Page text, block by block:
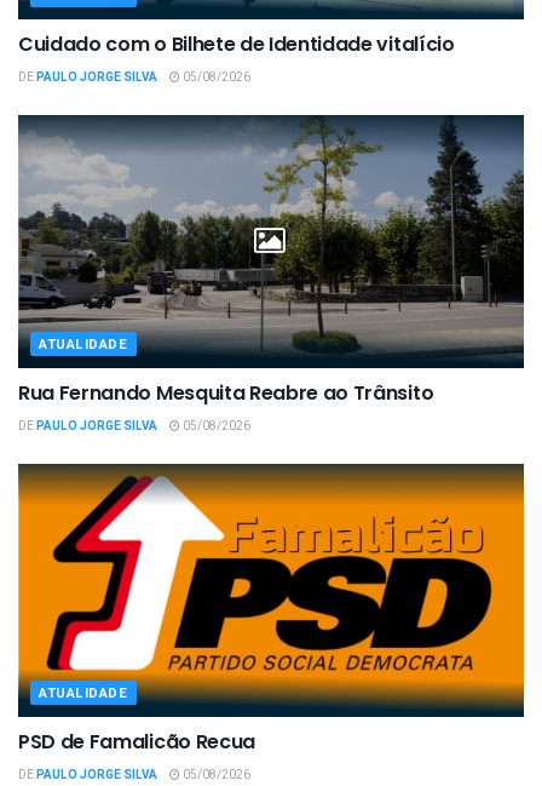
Cuidado com o Bilhete de Identidade vitalício
DEPAULO JORGE SILVA 05/08/2026
ATUALIDADE
Rua Fernando Mesquita Reabre ao Trânsito
DEPAULO JORGE SILVA 05/08/2026
ATUALIDADE
PSD de Famalicão Recua
DEPAULO JORGE SILVA 05/08/2026